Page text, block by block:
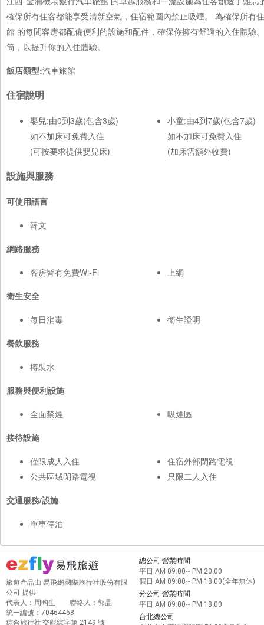
確保所有住客都能享受清新空氣，住宿範圍內禁止吸煙。 為確保所
館 的每間客房都配備便利的設施和配件，確保你擁有舒適的入住體
筒，以提升你的入住體驗。
飯店類型:汽車旅館
住宿說明
嬰兒:由0到3歲(包含3歲)
如不加床可免費入住
(可按要求提供嬰兒床)
小童:由4到7歲(包含7歲)
如不加床可免費入住
(加床需額外收費)
設施與服務
可使用語言
韓文
網路服務
客房皆有免費Wi-Fi
上網
衛生安全
每日消毒
衛生證明
餐飲服務
樽裝水
服務與便利設施
全面禁煙
吸煙區
接待設施
僅限成人入住
公共區域閉路電視
住宿外部閉路電視
只限二人入住
交通服務/設施
單車停泊